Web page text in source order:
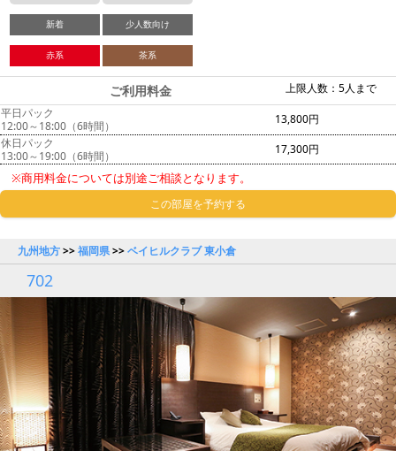
新着 少人数向け
赤系 茶系
上限人数：5人まで
ご利用料金
平日パック
12:00～18:00（6時間）
13,800円
休日パック
13:00～19:00（6時間）
17,300円
※商用料金については別途ご相談となります。
この部屋を予約する
九州地方>>福岡県>>ベイヒルクラブ 東小倉
702